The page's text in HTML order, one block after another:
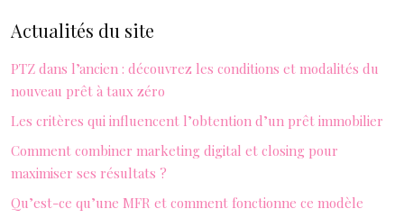
Actualités du site
PTZ dans l’ancien : découvrez les conditions et modalités du
nouveau prêt à taux zéro
Les critères qui influencent l’obtention d’un prêt immobilier
Comment combiner marketing digital et closing pour
maximiser ses résultats ?
Qu’est-ce qu’une MFR et comment fonctionne ce modèle